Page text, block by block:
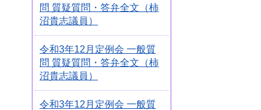
問 質疑質問・答弁全文（柿
沼貴志議員）
令和3年12月定例会 一般質
問 質疑質問・答弁全文（柿
沼貴志議員）
令和3年12月定例会 一般質